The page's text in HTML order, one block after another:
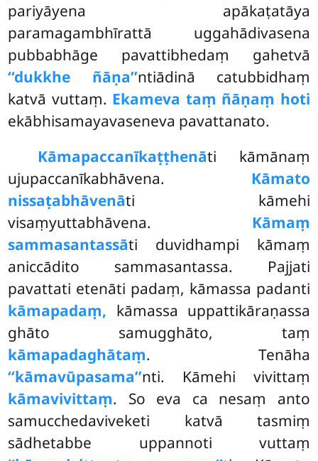
pariyāyena apākaṭatāya
paramagambhīrattā uggahādivasena
pubbabhāge pavattibhedaṃ gahetvā
‘‘dukkhe ñāṇa’’ntiādinā catubbidhaṃ
katvā vuttaṃ. Ekameva taṃ ñāṇaṃ hoti
ekābhisamayavaseneva pavattanato.
Kāmapaccanīkaṭṭhenāti kāmānaṃ
ujupaccanīkabhāvena. Kāmato
nissaṭabhāvenāti kāmehi
visaṃyuttabhāvena. Kāmaṃ
sammasantassāti duvidhampi kāmaṃ
aniccādito sammasantassa. Pajjati
pavattati etenāti padaṃ, kāmassa padanti
kāmapadaṃ, kāmassa uppattikāraṇassa
ghāto samugghāto, taṃ
kāmapadaghātaṃ. Tenāha
‘‘kāmavūpasama’’nti. Kāmehi vivittaṃ
kāmavivittaṃ. So eva ca nesaṃ anto
samucchedaviveketi katvā tasmiṃ
sādhetabbe uppannoti vuttaṃ